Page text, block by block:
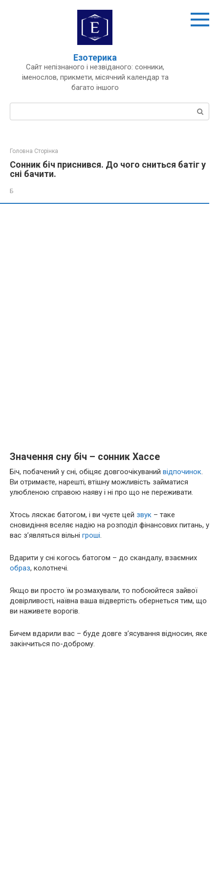
Езотерика
Сайт непізнаного і незвіданого: сонники,
іменослов, прикмети, місячний календар та
багато іншого
Пошук:
Головна Сторінка
Сонник біч приснився. До чого сниться батіг у
сні бачити.
Б
Значення сну біч – сонник Хассе
Біч, побачений у сні, обіцяє довгоочікуваний відпочинок.
Ви отримаєте, нарешті, втішну можливість займатися
улюбленою справою наяву і ні про що не переживати.
Хтось ляскає батогом, і ви чуєте цей звук – таке
сновидіння вселяє надію на розподіл фінансових питань, у
вас з’являться вільні гроші.
Вдарити у сні когось батогом – до скандалу, взаємних
образ, колотнечі.
Якщо ви просто їм розмахували, то побоюйтеся зайвої
довірливості, наївна ваша відвертість обернеться тим, що
ви наживете ворогів.
Бичем вдарили вас – буде довге з’ясування відносин, яке
закінчиться по-доброму.